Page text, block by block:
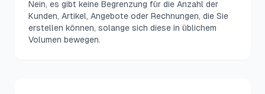
Nein, es gibt keine Begrenzung für die Anzahl der
Kunden, Artikel, Angebote oder Rechnungen, die Sie
erstellen können, solange sich diese in üblichem
Volumen bewegen.